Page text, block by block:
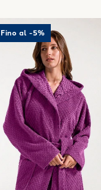
con Cappuccio
Fino al -5%